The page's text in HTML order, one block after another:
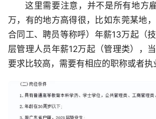
这里需要注意，并不是所有地方
万，有的地方高得很，比如东莞某地
合同工、聘员等称呼）年薪13万起（
层管理人员年薪12万起（管理类），
要求比较高，需要有相应的职称或者执